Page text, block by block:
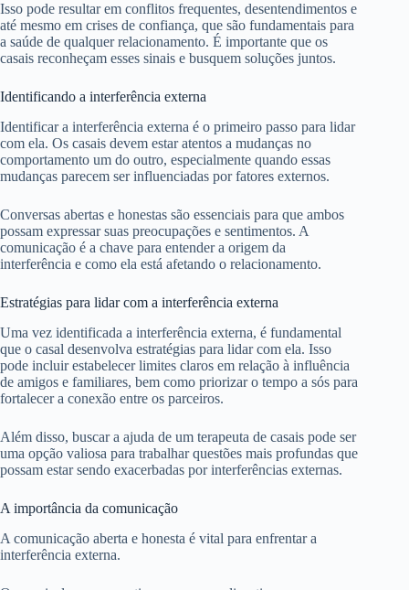
Isso pode resultar em conflitos frequentes, desentendimentos e
até mesmo em crises de confiança, que são fundamentais para
a saúde de qualquer relacionamento. É importante que os
casais reconheçam esses sinais e busquem soluções juntos.
Identificando a interferência externa
Identificar a interferência externa é o primeiro passo para lidar
com ela. Os casais devem estar atentos a mudanças no
comportamento um do outro, especialmente quando essas
mudanças parecem ser influenciadas por fatores externos.
Conversas abertas e honestas são essenciais para que ambos
possam expressar suas preocupações e sentimentos. A
comunicação é a chave para entender a origem da
interferência e como ela está afetando o relacionamento.
Estratégias para lidar com a interferência externa
Uma vez identificada a interferência externa, é fundamental
que o casal desenvolva estratégias para lidar com ela. Isso
pode incluir estabelecer limites claros em relação à influência
de amigos e familiares, bem como priorizar o tempo a sós para
fortalecer a conexão entre os parceiros.
Além disso, buscar a ajuda de um terapeuta de casais pode ser
uma opção valiosa para trabalhar questões mais profundas que
possam estar sendo exacerbadas por interferências externas.
A importância da comunicação
A comunicação aberta e honesta é vital para enfrentar a
interferência externa.